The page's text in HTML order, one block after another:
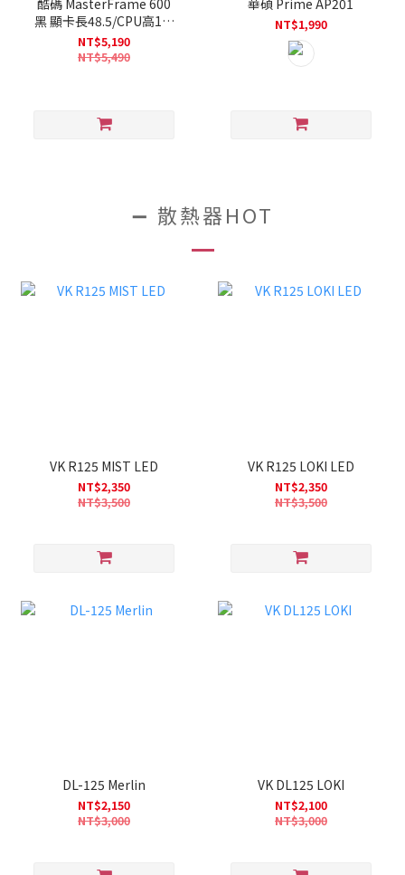
黑 顯卡長48.5/CPU高19/
玻璃透側/無光風扇/支援背
插/ATX
NT$5,190
NT$5,490
NT$1,990
➖ 散熱器HOT
VK R125 MIST LED
NT$2,350
NT$3,500
VK R125 LOKI LED
NT$2,350
NT$3,500
DL-125 Merlin
NT$2,150
NT$3,000
VK DL125 LOKI
NT$2,100
NT$3,000